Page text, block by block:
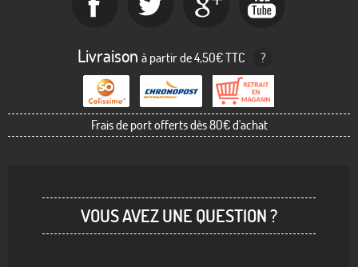
Livraison à partir de 4,50€ TTC ?
Frais de port offerts dès 80€ d'achat
VOUS AVEZ UNE QUESTION ?